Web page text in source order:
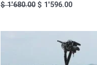
$1'680.00 $ 1'596.00